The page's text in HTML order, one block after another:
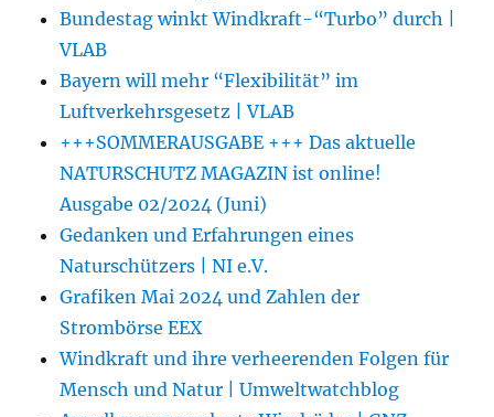
Bundestag winkt Windkraft-“Turbo” durch |
VLAB
Bayern will mehr “Flexibilität” im
Luftverkehrsgesetz | VLAB
+++SOMMERAUSGABE +++ Das aktuelle
NATURSCHUTZ MAGAZIN ist online!
Ausgabe 02/2024 (Juni)
Gedanken und Erfahrungen eines
Naturschützers | NI e.V.
Grafiken Mai 2024 und Zahlen der
Strombörse EEX
Windkraft und ihre verheerenden Folgen für
Mensch und Natur | Umweltwatchblog